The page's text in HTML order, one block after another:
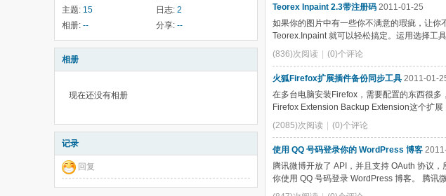
主题: 15 日志: 2
相册: -- 分享: --
相册
现在还没有相册
记录
回复
Teorex Inpaint 2.3带注册码 2011-01-25
如果你的图片中有一些你不满意的瑕疵，让你
Teorex.Inpaint 就可以轻松搞定。运用选择工
(836)次阅读
(0)个评论
火狐Firefox扩展插件备份同步工具 2011-01-
在多台电脑安装Firefox，需要配置的东西很
Firefox Extension Backup Extension这个扩展
(2085)次阅读
(0)个评论
使用 QQ 号码登录你的 WordPress 博客
腾讯微博开放了 API，并且支持 OAuth 协议
你使用 QQ 号码登录 WordPress 博客。 腾讯